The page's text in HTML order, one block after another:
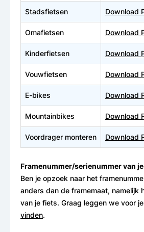
Stadsfietsen Download
Omafietsen Download
Kinderfietsen Download
Vouwfietsen Download
E-bikes Download
Mountainbikes Download
Voordrager monteren Download
Framenummer/serienummer van
Ben je opzoek naar het
anders dan de framemaat, namelijk
van je fiets. Graag leggen we voor
vinden.